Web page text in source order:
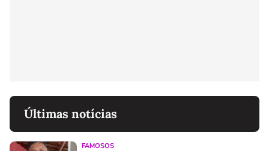
Últimas notícias
FAMOSOS